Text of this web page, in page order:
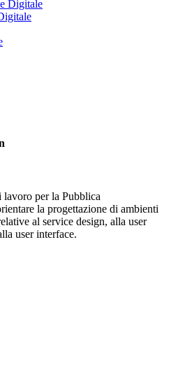
lavoro per la Pubblica
la progettazione di ambienti
al service design, alla user
user interface.